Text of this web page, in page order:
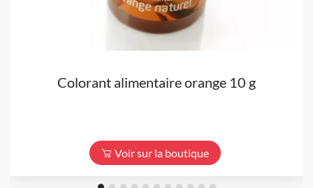
Colorant alimentaire orange 10 g
Voir sur la boutique